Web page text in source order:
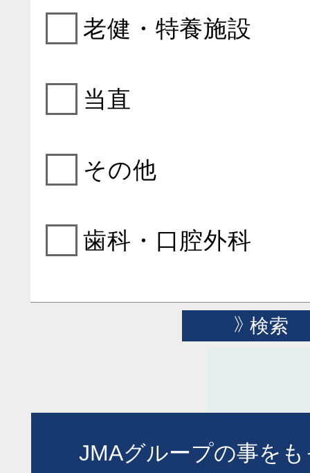
老健・特養施設
当直
その他
歯科・口腔外科
検索
JMAグループの事を